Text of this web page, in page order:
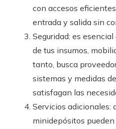
con accesos
entrada y salida sin
Seguridad: es
de tus insumos,
tanto, busca
sistemas y medidas
satisfagan las
Servicios adicionales:
minidepósitos